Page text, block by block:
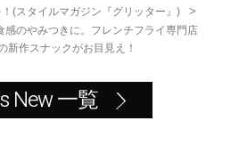
(スタイルマガジン『グリッター』) >
感のやみつきに。フレンチフライ専門店
新作スナックがお目見え！
New 一覧